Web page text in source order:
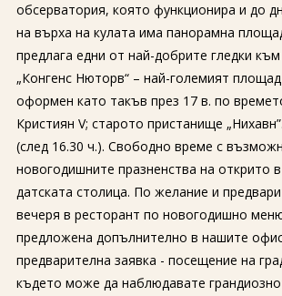
обсерватория, която функционира и до
на върха на кулата има панорамна
предлага едни от най-добрите гледки
„Конгенс Нюторв“ – най-големият
оформен като такъв през 17 в. по
Кристиян V; старото пристанище
(след 16.30 ч.). Свободно време с
новогодишните празненства на открито
датската столица. По желание и
вечеря в ресторант по новогодишно
предложена допълнително в нашите
предварителна заявка - посещение на
където може да наблюдавате